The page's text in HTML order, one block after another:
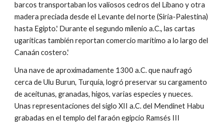
barcos transportaban los valiosos cedros del Líbano y otra
madera preciada desde el Levante del norte (Siria-Palestina)
hasta Egipto.' Durante el segundo milenio a.C., las cartas
ugaríticas también reportan comercio marítimo a lo largo del
Canaán costero.'
Una nave de aproximadamente 1300 a.C. que naufragó
cerca de Ulu Burun, Turquía, logró preservar su cargamento
de aceitunas, granadas, higos, varias especies y nueces.
Unas representaciones del siglo XII a.C. del Mendinet Habu
grabadas en el templo del faraón egipcio Ramsés III